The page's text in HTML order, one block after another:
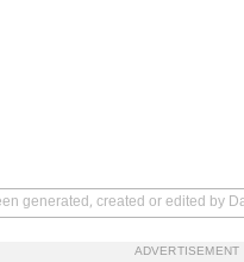
generated, created or edited by
ADVERTISEMENT